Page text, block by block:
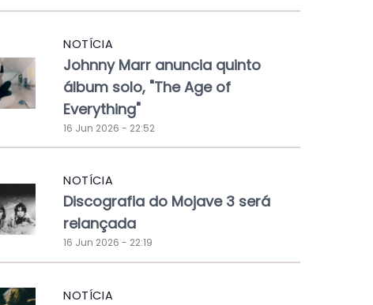
NOTÍCIA
Johnny Marr anuncia quinto
álbum solo, "The Age of
Everything"
16 Jun 2026 - 22:52
NOTÍCIA
Discografia do Mojave 3 será
relançada
16 Jun 2026 - 22:19
NOTÍCIA